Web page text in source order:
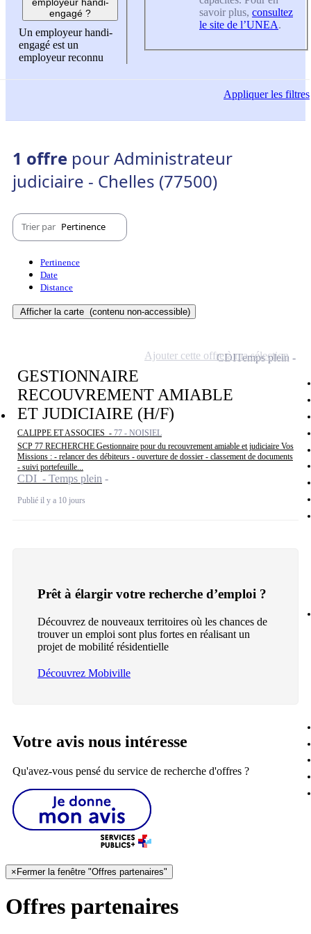
employeur handi-
engagé ?
Un employeur handi-
engagé est un
employeur reconnu
savoir plus, consultez
le site de l’UNEA.
Appliquerles filtres
1 offre pour Administrateur
judiciaire - Chelles (77500)
Trier par Pertinence
Pertinence
Date
Distance
Afficher la carte (contenu non-accessible)
GESTIONNAIRE
RECOUVREMENT AMIABLE
ET JUDICIAIRE (H/F)
CALIPPE ET ASSOCIES - 77 - NOISIEL
SCP 77 RECHERCHE Gestionnaire pour du recouvrement amiable et judiciaire Vos
Missions : - relancer des débiteurs - ouverture de dossier - classement de documents
- suivi portefeuille...
CDI - Temps plein
Publié il y a 10 jours
CDITemps plein
Ajouter cette offre à ma sélection
Prêt à élargir votre recherche d’emploi ?
Découvrez de nouveaux territoires où les chances de
trouver un emploi sont plus fortes en réalisant un
projet de mobilité résidentielle
Découvrez Mobiville
Votre avis nous intéresse
Qu'avez-vous pensé du service de recherche d'offres ?
× Fermer la fenêtre "Offres partenaires"
Offres partenaires